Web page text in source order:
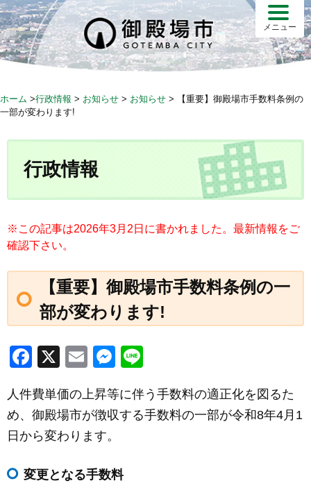
S
k
i
p
メニュー
ホーム >行政情報 > お知らせ > お知らせ >
【重要】御殿場市手数料条例の
一部が変わります!
行政情報
※この記事は2026年3月2日に書かれました。最新情報をご
確認下さい。
【重要】御殿場市手数料条例の一
部が変わります!
F
c
e
b
o
X
E
ail
M
ss
e
g
e
人件費単価の上昇等に伴う手数料の適正化を図るた
め、御殿場市が徴収する手数料の一部が令和8年4月1
日から変わります。
変更となる手数料